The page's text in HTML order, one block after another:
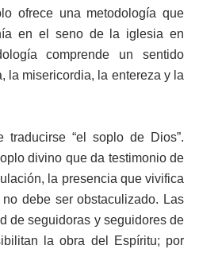
ofrece una metodología que
en el seno de la iglesia en
comprende un sentido
la misericordia, la entereza y la
traducirse “el soplo de Dios”.
divino que da testimonio de
la presencia que vivifica
debe ser obstaculizado. Las
de seguidoras y seguidores de
la obra del Espíritu; por